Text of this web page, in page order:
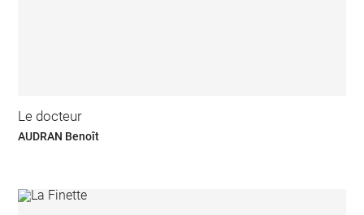
Le docteur
AUDRAN Benoît